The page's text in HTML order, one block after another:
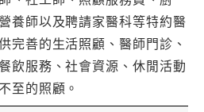
養師以及聘請家醫科等特約醫
完善的生活照顧、醫師門診、
飲服務、社會資源、休閒活動
至的照顧。